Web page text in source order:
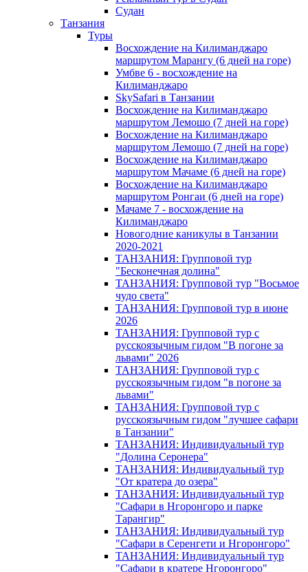
Cудан
Танзания
Туры
Восхождение на Килиманджаро
маршрутом Марангу (6 дней на горе)
Умбве 6 - восхождение на
Килиманджаро
SkySafari в Танзании
Восхождение на Килиманджаро
маршрутом Лемошо (7 дней на горе)
Восхождение на Килиманджаро
маршрутом Лемошо (7 дней на горе)
Восхождение на Килиманджаро
маршрутом Мачаме (6 дней на горе)
Восхождение на Килиманджаро
маршрутом Ронгаи (6 дней на горе)
Мачаме 7 - восхождение на
Килиманджаро
Новогодние каникулы в Танзании
2020-2021
ТАНЗАНИЯ: Групповой тур
"Бесконечная долина"
ТАНЗАНИЯ: Групповой тур "Восьмое
чудо света"
ТАНЗАНИЯ: Групповой тур в июне
2026
ТАНЗАНИЯ: Групповой тур с
русскоязычным гидом "В погоне за
львами" 2026
ТАНЗАНИЯ: Групповой тур с
русскоязычным гидом "в погоне за
львами"
ТАНЗАНИЯ: Групповой тур с
русскоязычным гидом "лучшее сафари
в Танзании"
ТАНЗАНИЯ: Индивидуальный тур
"Долина Серонера"
ТАНЗАНИЯ: Индивидуальный тур
"От кратера до озера"
ТАНЗАНИЯ: Индивидуальный тур
"Сафари в Нгоронгоро и парке
Тарангир"
ТАНЗАНИЯ: Индивидуальный тур
"Сафари в Серенгети и Нгоронгоро"
ТАНЗАНИЯ: Индивидуальный тур
"Сафари в кратере Нгоронгоро"